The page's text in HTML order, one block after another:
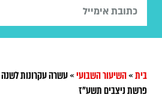
בית»השיעור השבועי»עשרה עקרונות
פרשת ניצבים תשע"ז